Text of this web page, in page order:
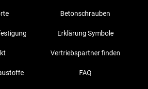
Betonschrauben
Erklärung Symbole
Vertriebspartner finden
FAQ